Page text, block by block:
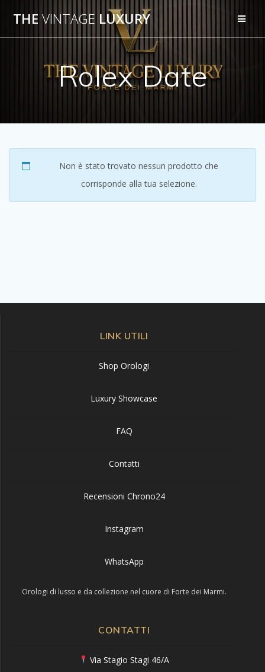
Salta
al
contenuto
THE VINTAGE LUXURY
Rolex Date
Non è stato trovato nessun prodotto che
corrisponde alla tua selezione.
LINK UTILI
Shop Orologi
Luxury Showcase
FAQ
Contatti
Recensioni Chrono24
Instagram
WhatsApp
Orologi di lusso e da collezione nel cuore di Forte dei Marmi.
CONTATTI
Via Stagio Stagi 46/A